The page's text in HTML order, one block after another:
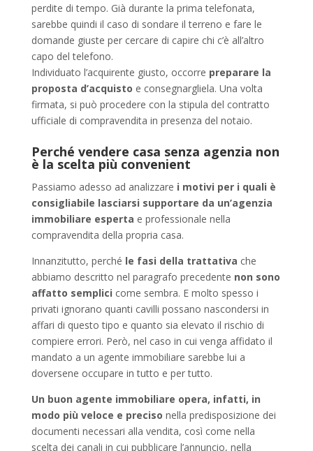
perdite di tempo. Già durante la prima telefonata,
sarebbe quindi il caso di sondare il terreno e fare le
domande giuste per cercare di capire chi c’è all’altro
capo del telefono.
Individuato l’acquirente giusto, occorre preparare la
proposta d’acquisto e consegnargliela. Una volta
firmata, si può procedere con la stipula del contratto
ufficiale di compravendita in presenza del notaio.
Perché vendere casa senza agenzia non
è la scelta più convenient
Passiamo adesso ad analizzare i motivi per i quali è
consigliabile lasciarsi supportare da un’agenzia
immobiliare esperta e professionale nella
compravendita della propria casa.
Innanzitutto, perché le fasi della trattativa che
abbiamo descritto nel paragrafo precedente non sono
affatto semplici come sembra. E molto spesso i
privati ignorano quanti cavilli possano nascondersi in
affari di questo tipo e quanto sia elevato il rischio di
compiere errori. Però, nel caso in cui venga affidato il
mandato a un agente immobiliare sarebbe lui a
doversene occupare in tutto e per tutto.
Un buon agente immobiliare opera, infatti, in
modo più veloce e preciso nella predisposizione dei
documenti necessari alla vendita, così come nella
scelta dei canali in cui pubblicare l’annuncio, nella